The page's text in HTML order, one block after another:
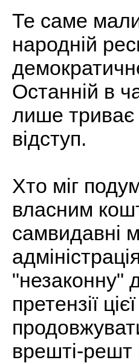
Те саме мали
народній
Останній в
лише триває
відступ.
Хто міг
власним
самвидавні
"незаконну"
претензії
врешті-